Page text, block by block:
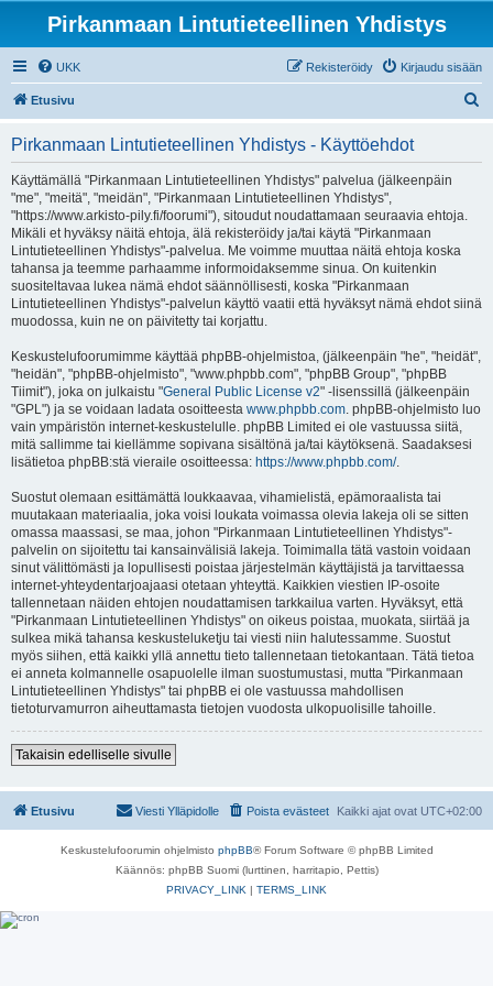
Pirkanmaan Lintutieteellinen Yhdistys
UKK Kirjaudu sisään
Rekisteröidy
Etusivu
Pirkanmaan Lintutieteellinen Yhdistys - Käyttöehdot
Käyttämällä "Pirkanmaan Lintutieteellinen Yhdistys" palvelua (jälkeenpäin
"me", "meitä", "meidän", "Pirkanmaan Lintutieteellinen Yhdistys",
"https://www.arkisto-pily.fi/foorumi"), sitoudut noudattamaan seuraavia ehtoja.
Mikäli et hyväksy näitä ehtoja, älä rekisteröidy ja/tai käytä "Pirkanmaan
Lintutieteellinen Yhdistys"-palvelua. Me voimme muuttaa näitä ehtoja koska
tahansa ja teemme parhaamme informoidaksemme sinua. On kuitenkin
suositeltavaa lukea nämä ehdot säännöllisesti, koska "Pirkanmaan
Lintutieteellinen Yhdistys"-palvelun käyttö vaatii että hyväksyt nämä ehdot siinä
muodossa, kuin ne on päivitetty tai korjattu.
Keskustelufoorumimme käyttää phpBB-ohjelmistoa, (jälkeenpäin "he", "heidät",
"heidän", "phpBB-ohjelmisto", "www.phpbb.com", "phpBB Group", "phpBB
Tiimit"), joka on julkaistu "General Public License v2" -lisenssillä (jälkeenpäin
"GPL") ja se voidaan ladata osoitteesta www.phpbb.com. phpBB-ohjelmisto luo
vain ympäristön internet-keskustelulle. phpBB Limited ei ole vastuussa siitä,
mitä sallimme tai kiellämme sopivana sisältönä ja/tai käytöksenä. Saadaksesi
lisätietoa phpBB:stä vieraile osoitteessa: https://www.phpbb.com/.
Suostut olemaan esittämättä loukkaavaa, vihamielistä, epämoraalista tai
muutakaan materiaalia, joka voisi loukata voimassa olevia lakeja oli se sitten
omassa maassasi, se maa, johon "Pirkanmaan Lintutieteellinen Yhdistys"-
palvelin on sijoitettu tai kansainvälisiä lakeja. Toimimalla tätä vastoin voidaan
sinut välittömästi ja lopullisesti poistaa järjestelmän käyttäjistä ja tarvittaessa
internet-yhteydentarjoajaasi otetaan yhteyttä. Kaikkien viestien IP-osoite
tallennetaan näiden ehtojen noudattamisen tarkkailua varten. Hyväksyt, että
"Pirkanmaan Lintutieteellinen Yhdistys" on oikeus poistaa, muokata, siirtää ja
sulkea mikä tahansa keskusteluketju tai viesti niin halutessamme. Suostut
myös siihen, että kaikki yllä annettu tieto tallennetaan tietokantaan. Tätä tietoa
ei anneta kolmannelle osapuolelle ilman suostumustasi, mutta "Pirkanmaan
Lintutieteellinen Yhdistys" tai phpBB ei ole vastuussa mahdollisen
tietoturvamurron aiheuttamasta tietojen vuodosta ulkopuolisille tahoille.
Takaisin edelliselle sivulle
Etusivu Kaikki ajat ovat UTC+02:00
Poista evästeet
Viesti Ylläpidolle
Keskustelufoorumin ohjelmisto phpBB® Forum Software © phpBB Limited
Käännös: phpBB Suomi (lurttinen, harritapio, Pettis)
PRIVACY_LINK | TERMS_LINK